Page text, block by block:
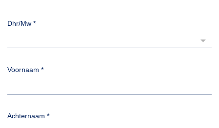
Dhr/Mw *
Voornaam *
Achternaam *